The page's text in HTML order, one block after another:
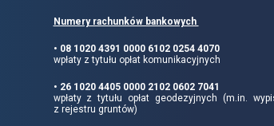
Numery rachunków bankowych
• 08 1020 4391 0000 6102 0254 4070
wpłaty z tytułu opłat komunikacyjnych
• 26 1020 4405 0000 2102 0602 7041
wpłaty z tytułu opłat geodezyjnych (m.in.
z rejestru gruntów)